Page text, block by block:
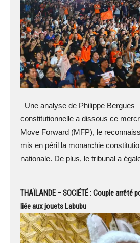
Une analyse de Philippe
constitutionnelle a dissous ce
Move Forward (MFP), le
mis en péril la monarchie
nationale. De plus, le tribunal a
THAÏLANDE – SOCIÉTÉ : Couple arrêté
liée aux jouets Labubu